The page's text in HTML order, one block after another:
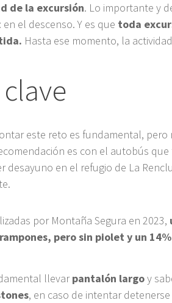
de la excursión. Lo importante y
el descenso. Y es que toda
Hasta ese momento, la
este reto es fundamental,
es con el autobús
desayuno en el refugio de La
por Montaña Segura en 2023,
pero sin piolet y un
llevarpantalón largoy
, en caso de intentar